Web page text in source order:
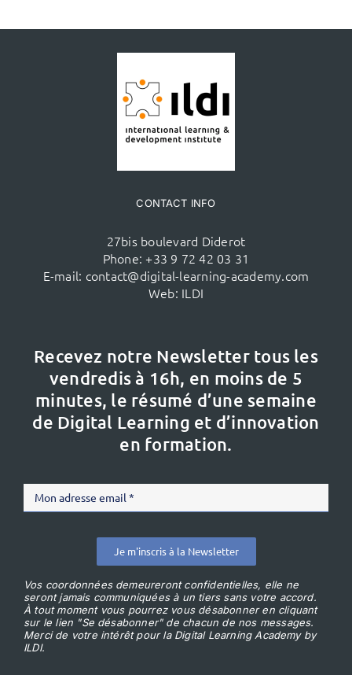
CONTACT INFO
27bis boulevard Diderot
Phone: +33 9 72 42 03 31
E-mail: contact@digital-learning-academy.com
Web: ILDI
Recevez notre Newsletter tous les
vendredis à 16h, en moins de 5
minutes, le résumé d’une semaine
de Digital Learning et d’innovation
en formation.
Je m'inscris à la Newsletter
Vos coordonnées demeureront confidentielles, elle ne
seront jamais communiquées à un tiers sans votre accord.
À tout moment vous pourrez vous désabonner en cliquant
sur le lien "Se désabonner" de chacun de nos messages.
Merci de votre intérêt pour la Digital Learning Academy by
ILDI.